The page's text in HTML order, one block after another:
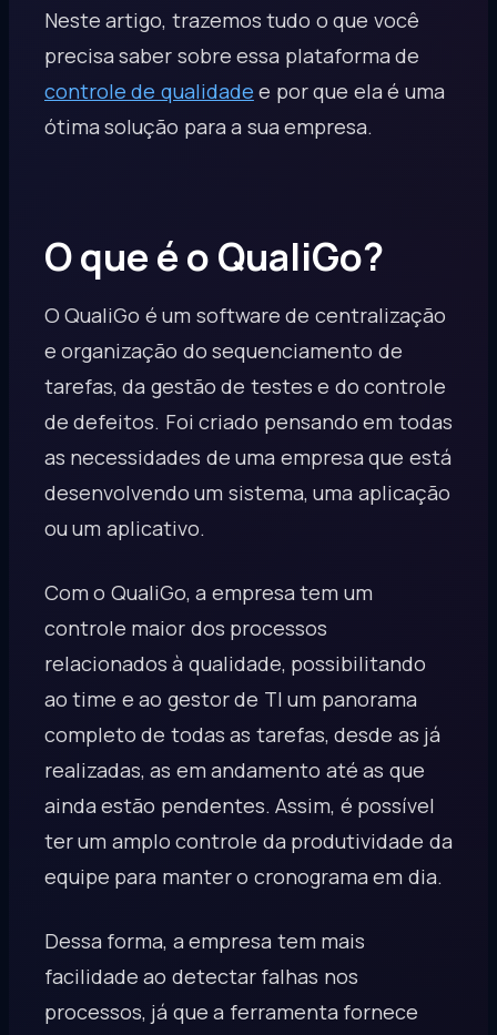
Neste artigo, trazemos tudo o que você
precisa saber sobre essa plataforma de
controle de qualidade e por que ela é uma
ótima solução para a sua empresa.
O que é o QualiGo?
O QualiGo é um software de centralização
e organização do sequenciamento de
tarefas, da gestão de testes e do controle
de defeitos. Foi criado pensando em todas
as necessidades de uma empresa que está
desenvolvendo um sistema, uma aplicação
ou um aplicativo.
Com o QualiGo, a empresa tem um
controle maior dos processos
relacionados à qualidade, possibilitando
ao time e ao gestor de TI um panorama
completo de todas as tarefas, desde as já
realizadas, as em andamento até as que
ainda estão pendentes. Assim, é possível
ter um amplo controle da produtividade da
equipe para manter o cronograma em dia.
Dessa forma, a empresa tem mais
facilidade ao detectar falhas nos
processos, já que a ferramenta fornece